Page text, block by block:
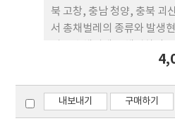
laboratory group from
weight of a 4 week larva
control group and
group and so began to
comparing weights of
seulensis larvae
북 고창, 충남 청양, 충북 괴
서 총채벌레의 종류와 발생
레 (Frankliniella
인되었다. 이들 3종 중 대만
발생 밀도가 높은 것으로 보
내보내기 구매하기